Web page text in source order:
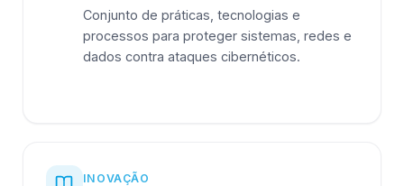
Conjunto de práticas, tecnologias e
processos para proteger sistemas, redes e
dados contra ataques cibernéticos.
INOVAÇÃO